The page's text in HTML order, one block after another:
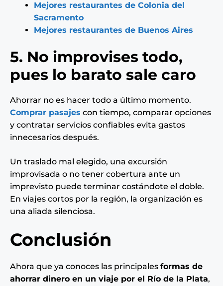
Mejores restaurantes de Colonia del
Sacramento
Mejores restaurantes de Buenos Aires
5. No improvises todo,
pues lo barato sale caro
Ahorrar no es hacer todo a último momento.
Comprar pasajes con tiempo, comparar opciones
y contratar servicios confiables evita gastos
innecesarios después.
Un traslado mal elegido, una excursión
improvisada o no tener cobertura ante un
imprevisto puede terminar costándote el doble.
En viajes cortos por la región, la organización es
una aliada silenciosa.
Conclusión
Ahora que ya conoces las principales formas de
ahorrar dinero en un viaje por el Río de la Plata,